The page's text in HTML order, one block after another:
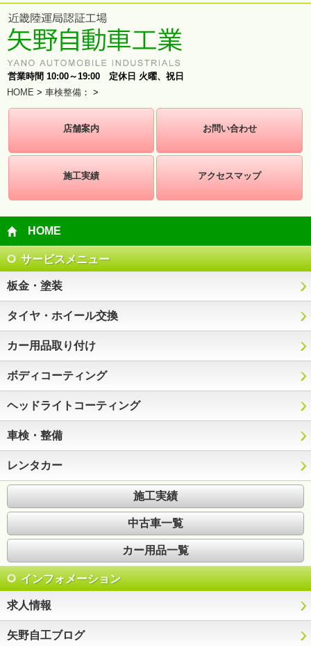
営業時間 10:00～19:00 定休日 火曜、祝日
HOME > 車検整備 ： >
店舗案内 お問い合わせ
施工実績 アクセスマップ
HOME
サービスメニュー
板金・塗装
タイヤ・ホイール交換
カー用品取り付け
ボディコーティング
ヘッドライトコーティング
車検・整備
レンタカー
施工実績
中古車一覧
カー用品一覧
インフォメーション
求人情報
矢野自工ブログ